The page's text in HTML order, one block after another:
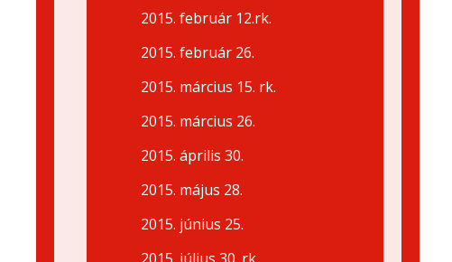
2015. február 12.rk.
2015. február 26.
2015. március 15. rk.
2015. március 26.
2015. április 30.
2015. május 28.
2015. június 25.